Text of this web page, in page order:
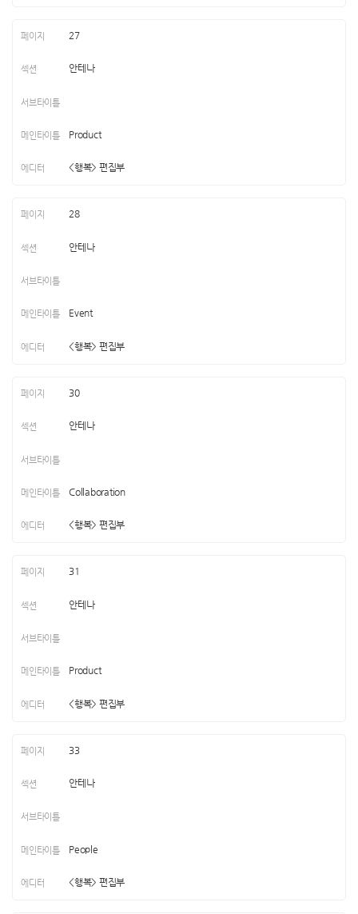
27
안테나
Product
<행복> 편집부
28
안테나
Event
<행복> 편집부
30
안테나
Collaboration
<행복> 편집부
31
안테나
Product
<행복> 편집부
33
안테나
People
<행복> 편집부